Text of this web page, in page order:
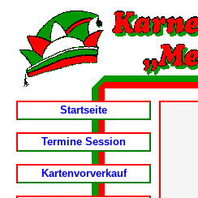
Startseite
Termine Session
Kartenvorverkauf